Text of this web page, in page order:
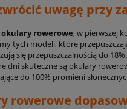
uwagę przy
okulary rowerowe, w pierwszej
tych modeli, które
się przepuszczalnością do
dni skuteczne są okulary
do 100% promieni
rowerowe